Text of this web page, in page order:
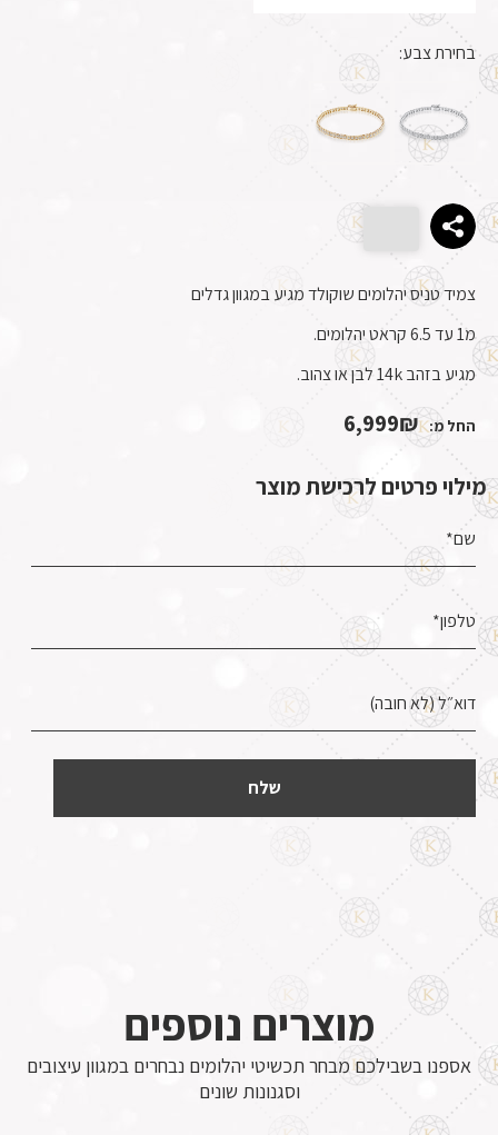
בחירת צבע:
צמיד טניס יהלומים שוקולד מגיע במגוון גדלים
מ1 עד 6.5 קראט יהלומים.
מגיע בזהב 14k לבן או צהוב.
החל מ: 6,999₪
מילוי פרטים לרכישת מוצר
מוצרים נוספים
אספנו בשבילכם מבחר תכשיטי יהלומים נבחרים במגוון עיצובים
וסגנונות שונים